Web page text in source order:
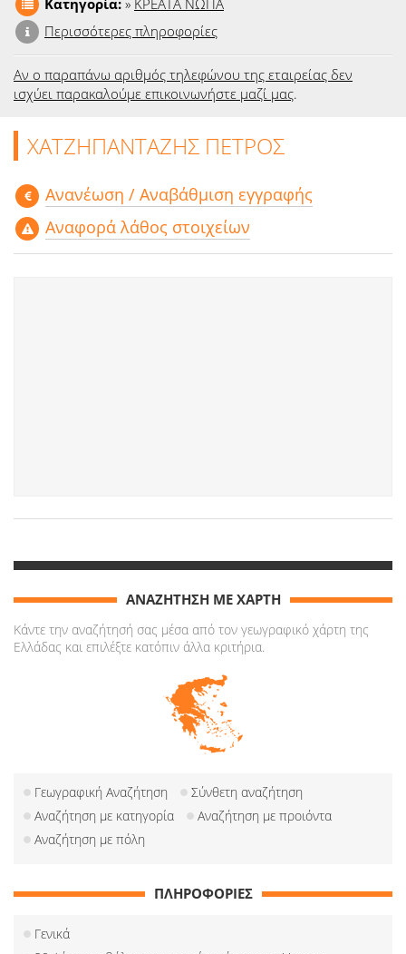
Ειδήσεις
Παιχνίδια
Ραδιόφωνο
Ταινίες
Κατηγορία: » ΚΡΕΑΤΑ ΝΩΠΑ
Περισσότερες πληροφορίες
Αν ο παραπάνω αριθμός τηλεφώνου της εταιρείας δεν
ισχύει παρακαλούμε επικοινωνήστε μαζί μας.
ΧΑΤΖΗΠΑΝΤΑΖΗΣ ΠΕΤΡΟΣ
Aνανέωση / Αναβάθμιση εγγραφής
Αναφορά λάθος στοιχείων
ΑΝΑΖΗΤΗΣΗ ΜΕ ΧΑΡΤΗ
Κάντε την αναζήτησή σας μέσα από τον γεωγραφικό χάρτη της
Ελλάδας και επιλέξτε κατόπιν άλλα κριτήρια.
Γεωγραφική Αναζήτηση
Σύνθετη αναζήτηση
Αναζήτηση με κατηγορία
Αναζήτηση με προιόντα
Αναζήτηση με πόλη
ΠΛΗΡΟΦΟΡΙΕΣ
Γενικά